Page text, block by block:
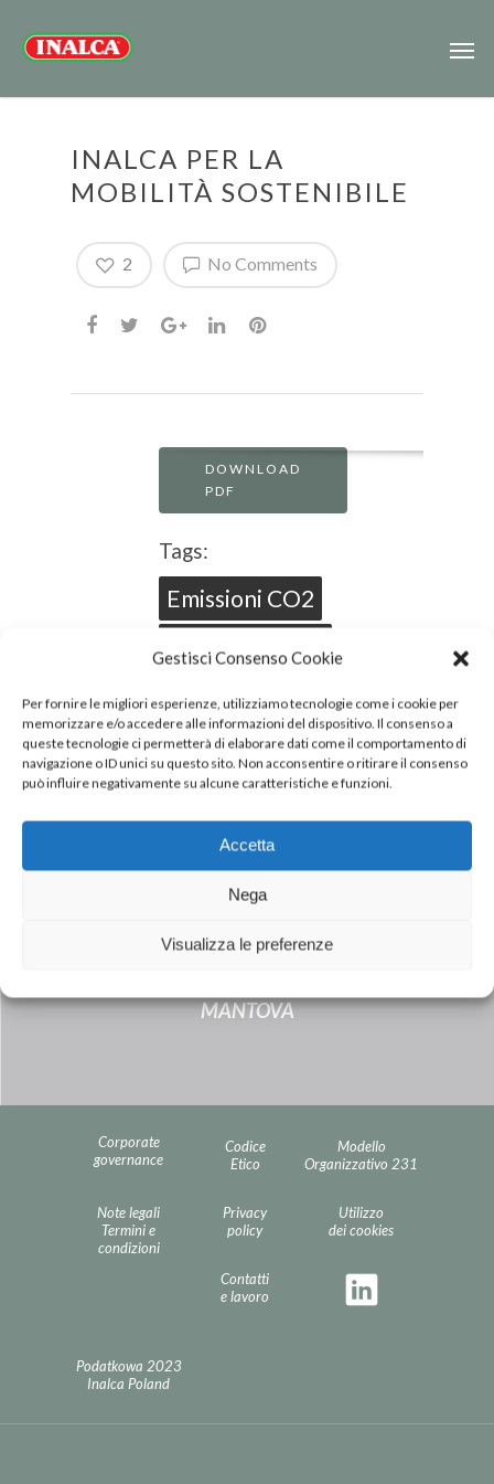
Gestisci Consenso Cookie
Per fornire le migliori esperienze, utilizziamo tecnologie come i cookie per
memorizzare e/o accedere alle informazioni del dispositivo. Il consenso a
queste tecnologie ci permetterà di elaborare dati come il comportamento di
navigazione o ID unici su questo sito. Non acconsentire o ritirare il consenso
può influire negativamente su alcune caratteristiche e funzioni.
Accetta
Nega
Visualizza le preferenze
INALCA PER LA
MOBILITÀ SOSTENIBILE
No Comments
2
DOWNLOAD
PDF
Tags:
Emissioni CO2
Mobilità
INALCA È SPONSOR DEL
MANTOVA
Corporate
governance
Codice
Etico
Modello
Organizzativo 231
Note legali
Termini e
condizioni
Privacy
policy
Utilizzo
dei cookies
Contatti
e lavoro
Podatkowa 2023
Inalca Poland